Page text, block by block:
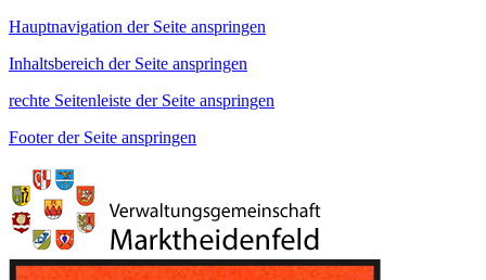
Hauptnavigation der Seite anspringen
Inhaltsbereich der Seite anspringen
rechte Seitenleiste der Seite anspringen
Footer der Seite anspringen